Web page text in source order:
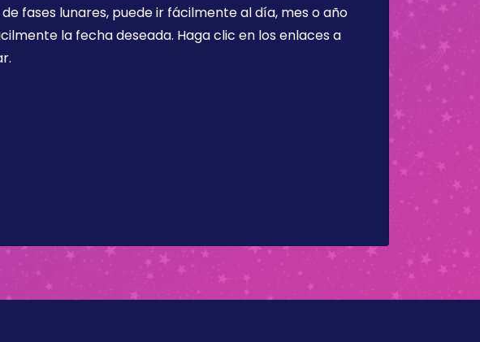
fases lunares, puede ir fácilmente al día, mes o año
la fecha deseada. Haga clic en los enlaces a